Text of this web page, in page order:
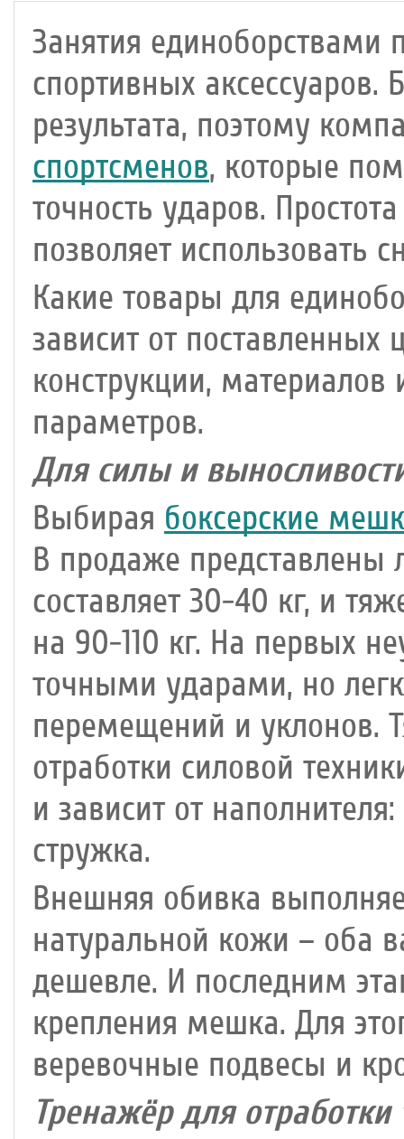
Занятия единоборствами
спортивных аксессуаров.
результата, поэтому
спортсменов, которые
точность ударов.
позволяет использовать
Какие товары для
зависит от поставленных
конструкции,
параметров.
Для силы и
Выбирая боксерские
В продаже представлены
составляет 30-40 кг, и
на 90-110 кг. На первых
точными ударами, но
перемещений и уклонов.
отработки силовой
и зависит от
стружка.
Внешняя обивка
натуральной кожи – оба
дешевле. И последним
крепления мешка. Для
веревочные подвесы и
Тренажёр для